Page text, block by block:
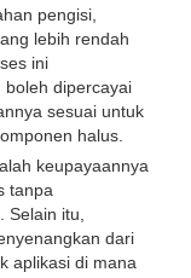
pengisi,
lebih rendah
ini
boleh dipercayai
sesuai untuk
halus.
keupayaannya
tanpa
itu,
dari
aplikasi di mana